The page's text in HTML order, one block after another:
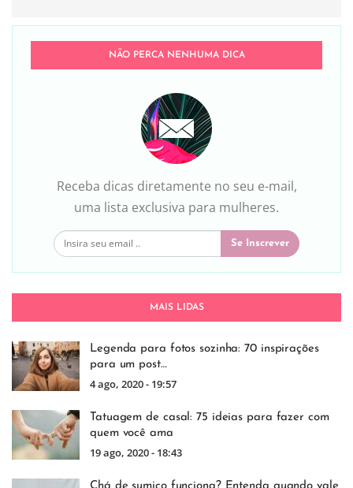
NÃO PERCA NENHUMA DICA
Receba dicas diretamente no seu e-mail,
uma lista exclusiva para mulheres.
Se Inscrever
MAIS LIDAS
Legenda para fotos sozinha: 70 inspirações
para um post…
4 ago, 2020 - 19:57
Tatuagem de casal: 75 ideias para fazer com
quem você ama
19 ago, 2020 - 18:43